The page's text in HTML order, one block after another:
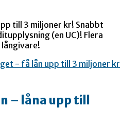
till 3 miljoner kr! Snabbt
(en UC)! Flera
– låna upp till